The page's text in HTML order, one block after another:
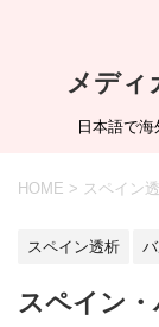
メディ
日本語で
HOME > スペイン
スペイン透析
スペイン